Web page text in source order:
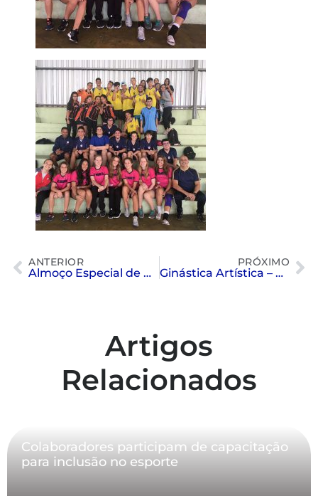
ANTERIOR
Almoço Especial de Páscoa
PRÓXIMO
Ginástica Artística – Dia da Família
Artigos
Relacionados
Colaboradores participam de capacitação
para inclusão no esporte